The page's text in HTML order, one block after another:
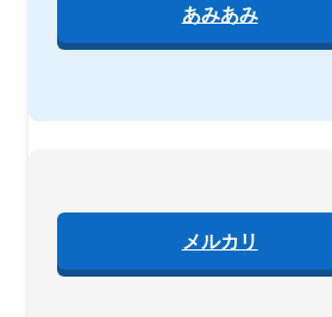
あみあみ
メルカリ